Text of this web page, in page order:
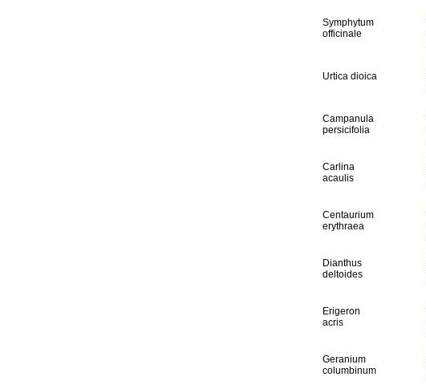
Symphytum
officinale
Urtica dioica
Campanula
persicifolia
Carlina
acaulis
Centaurium
erythraea
Dianthus
deltoides
Erigeron
acris
Geranium
columbinum